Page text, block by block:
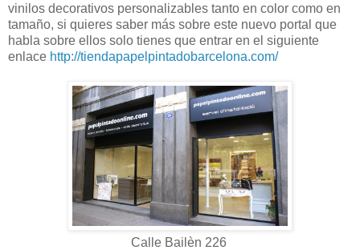
vinilos decorativos personalizables tanto en color como en
tamaño, si quieres saber más sobre este nuevo portal que
habla sobre ellos solo tienes que entrar en el siguiente
enlace http://tiendapapelpintadobarcelona.com/
Calle Bailèn 226